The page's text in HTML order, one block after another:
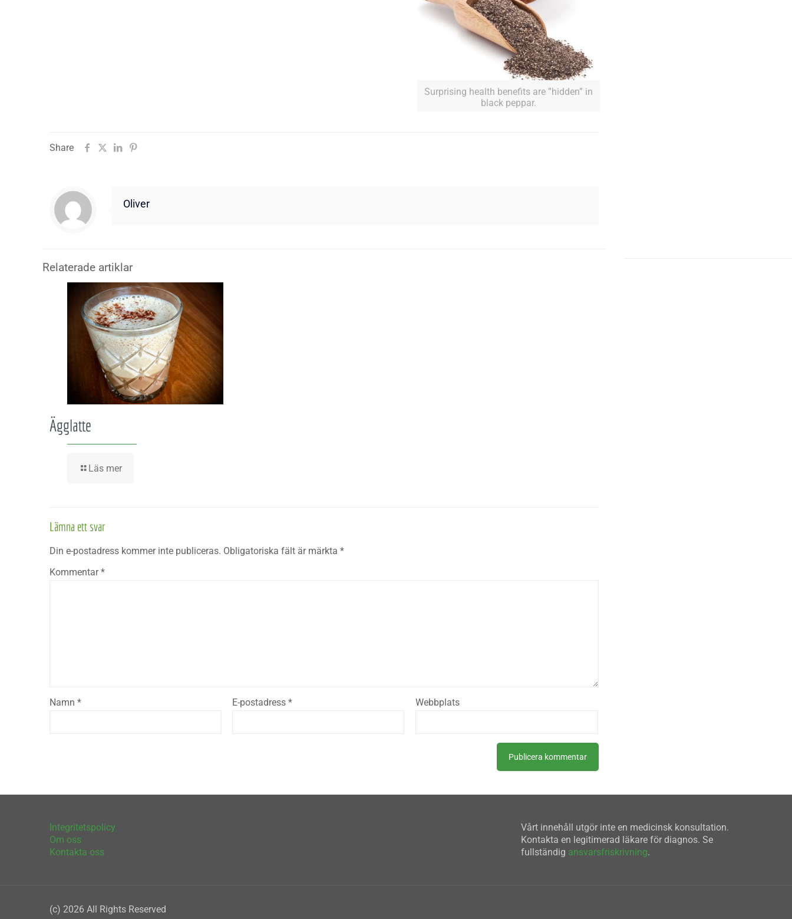
Surprising health benefits are ”hidden” in
black peppar.
Share
Oliver
Relaterade artiklar
Ägglatte
Läs mer
Lämna ett svar
Din e-postadress kommer inte publiceras. Obligatoriska fält är märkta *
Kommentar*
Namn * E-postadress* Webbplats
Integritetspolicy
Om oss
Kontakta oss
Vårt innehåll utgör inte en medicinsk konsultation.
Kontakta en legitimerad läkare för diagnos. Se
fullständig ansvarsfriskrivning.
(c) 2026 All Rights Reserved